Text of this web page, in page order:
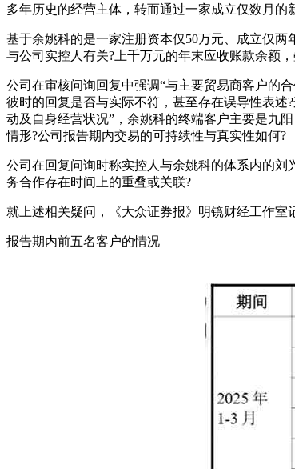
多年历史的经营主体，转而通过一家成立仅数月
基于余姚科的是一家注册资本仅50万元、成立仅
与公司实控人有关?上千万元的年末应收账款余额
公司在审核问询回复中强调“与主要贸易商客户的
彼时的回复是否与实际不符，甚至存在误导性表述
动及自身经营状况”，余姚科的终端客户主要是九
情形?公司报告期内交易的可持续性与真实性如何?
公司在回复问询时称实控人与余姚科的体系内的刘
务合作存在时间上的重叠或关联?
就上述相关疑问，《大众证券报》明镜财经工作
报告期内前五名客户的情况